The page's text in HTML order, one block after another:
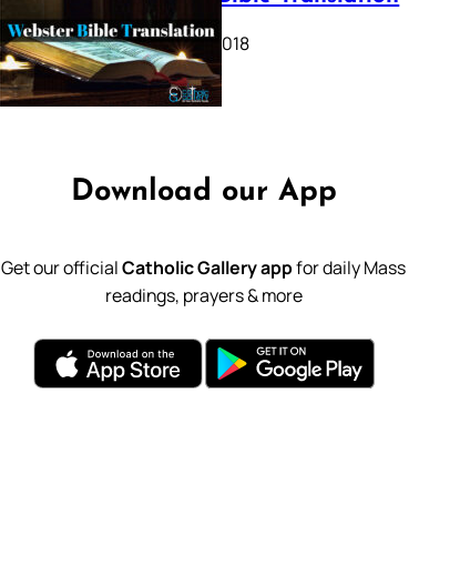
October 11, 2018
Download our App
Get our officialCatholic Gallery appfor daily Mass
readings, prayers & more